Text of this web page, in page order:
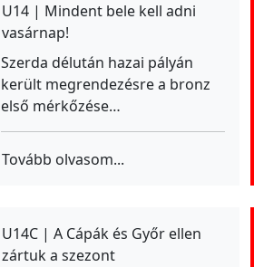
U14 | Mindent bele kell adni
vasárnap!
Szerda délután hazai pályán
került megrendezésre a bronz
első mérkőzése…
Tovább olvasom...
U14C | A Cápák és Győr ellen
zártuk a szezont